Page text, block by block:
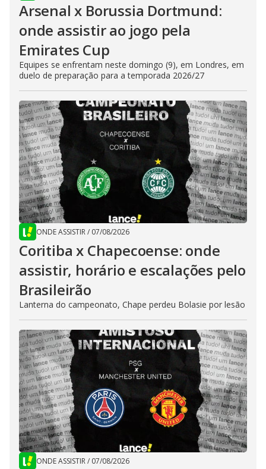
Arsenal x Borussia Dortmund:
onde assistir ao jogo pela
Emirates Cup
Equipes se enfrentam neste domingo (9), em Londres, em
duelo de preparação para a temporada 2026/27
ONDE ASSISTIR/ 07/08/2026
Coritiba x Chapecoense: onde
assistir, horário e escalações pelo
Brasileirão
Lanterna do campeonato, Chape perdeu Bolasie por lesão
ONDE ASSISTIR/ 07/08/2026